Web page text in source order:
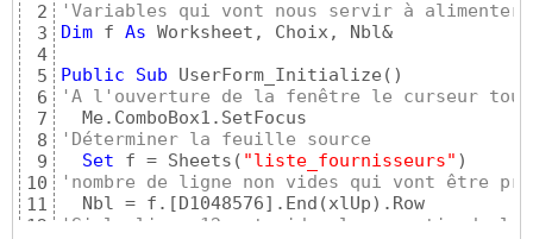
2
3
4
5
6
7
8
9
10
11
12
'Variables qui vont nous servir à alimenter
Dim f As Worksheet, Choix, Nbl&
Public
Sub UserForm_Initialize ( )
'A l'ouverture de la fenêtre le curseur
'Déterminer la feuille source
Set f = Sheets ( "liste_fournisseurs" )
'nombre de ligne non vides qui vont être
  Nbl = f.
[ D1048576] .End (xlUp)
'Si la ligne 12 est vide alors sortir de la